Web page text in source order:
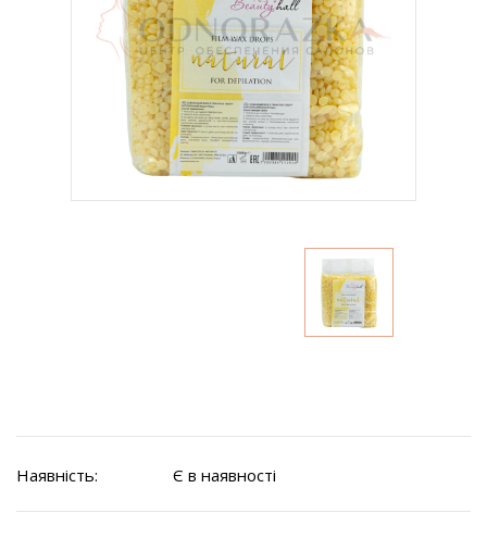
Наявність: Є в наявності